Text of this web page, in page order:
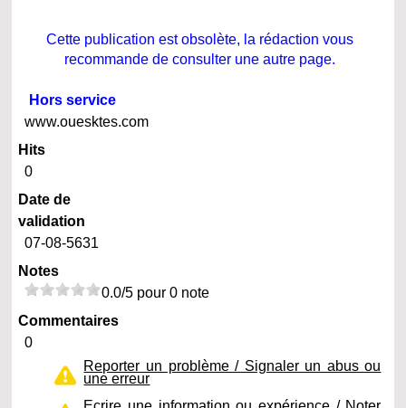
Cette publication est obsolète, la rédaction vous
recommande de consulter une autre page.
Hors service
www.ouesktes.com
Hits
0
Date de
validation
07-08-5631
Notes
0.0/5 pour 0 note
Commentaires
0
Reporter un problème / Signaler un abus ou
une erreur